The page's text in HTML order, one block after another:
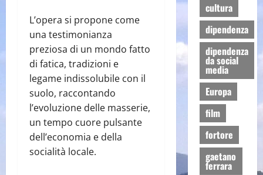
​L’opera si propone come
una testimonianza
preziosa di un mondo fatto
di fatica, tradizioni e
legame indissolubile con il
suolo, raccontando
l’evoluzione delle masserie,
un tempo cuore pulsante
dell’economia e della
socialità locale.
cultura
dipendenza
dipendenza
da social
media
Europa
film
fortore
gaetano
ferrara